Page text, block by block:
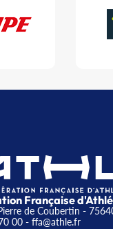
Française
de Coubertin -
00- ffa@athle.fr